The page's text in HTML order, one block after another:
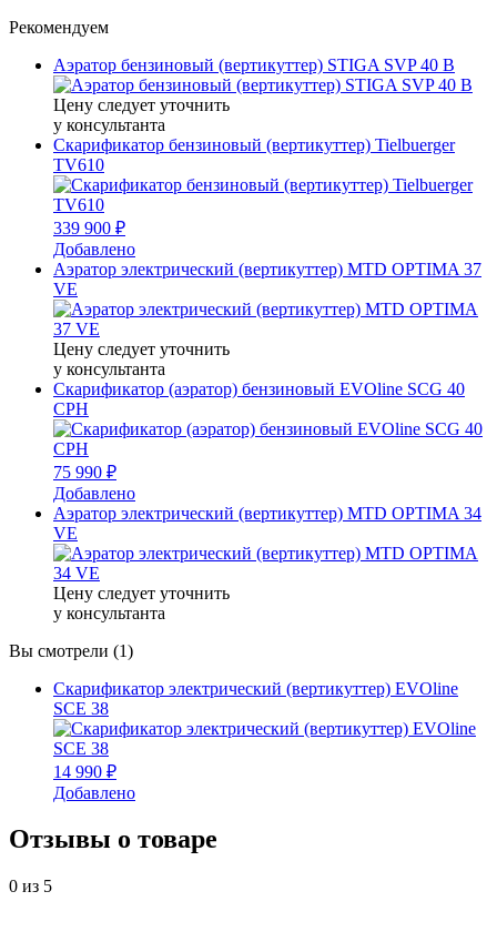
Рекомендуем
Аэратор бензиновый (вертикуттер) STIGA SVP 40 B
Цену следует уточнить
у консультанта
Скарификатор бензиновый (вертикуттер) Tielbuerger
TV610
339 900 ₽
Добавлено
Аэратор электрический (вертикуттер) MTD OPTIMA 37
VE
Цену следует уточнить
у консультанта
Скарификатор (аэратор) бензиновый EVOline SCG 40
CPH
75 990 ₽
Добавлено
Аэратор электрический (вертикуттер) MTD OPTIMA 34
VE
Цену следует уточнить
у консультанта
Вы смотрели (1)
Скарификатор электрический (вертикуттер) EVOline
SCE 38
14 990 ₽
Добавлено
Отзывы о товаре
0 из 5